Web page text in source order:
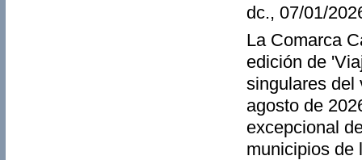
dc., 07/01/
La Comarca
edición de
singulares del
agosto de
excepcional
municipios de